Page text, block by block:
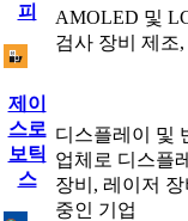
피
AMOLED 및
검사 장비 제조,
제이
스로
보틱
스
디스플레이 및
업체로 디스플
장비, 레이저
중인 기업